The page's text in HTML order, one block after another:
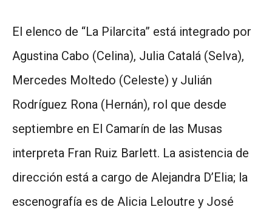
El elenco de “La Pilarcita” está integrado por
Agustina Cabo (Celina), Julia Catalá (Selva),
Mercedes Moltedo (Celeste) y Julián
Rodríguez Rona (Hernán), rol que desde
septiembre en El Camarín de las Musas
interpreta Fran Ruiz Barlett. La asistencia de
dirección está a cargo de Alejandra D’Elia; la
escenografía es de Alicia Leloutre y José